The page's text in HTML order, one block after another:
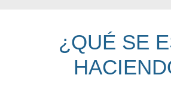
¿QUÉ SE